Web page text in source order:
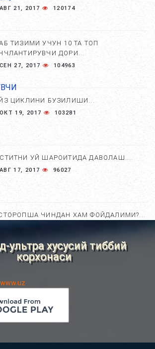
АВГ 21, 2017 120174
ТИЗИМИ УЧУН 10 ТА ТОП
ДОРИ...
СЕН 27, 2017 104963
ЦИКЛИНИ БУЗИЛИШИ...
ОКТ 19, 2017 103281
УЙ ШАРОИТИДА ДАВОЛАШ....
АВГ 17, 2017 96027
ЧИНДАН ХАМ ФОЙДАЛИМИ?...
УСУЛЛАРИ....
ультра хусусий тиббий
корхонаси